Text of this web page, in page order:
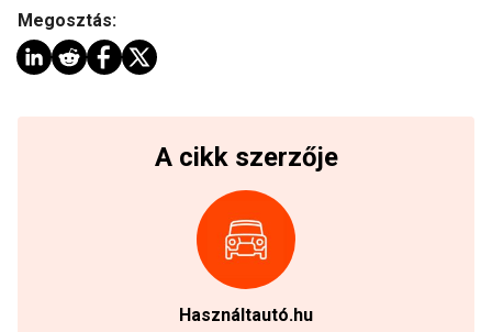
Megosztás:
A cikk szerzője
Használtautó.hu